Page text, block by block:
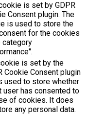
is set by GDPR
Consent plugin. The
is used to store the
for the cookies
category
is set by the
Cookie Consent plugin
used to store whether
user has consented to
of cookies. It does
any personal data.